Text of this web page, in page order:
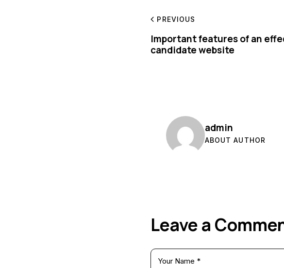
PREVIOUS
Important features of an
candidate website
admin
ABOUT AUTHOR
Leave a